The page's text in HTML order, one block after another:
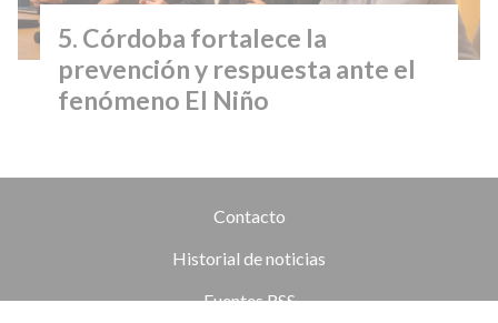
Córdoba fortalece la
prevención y respuesta ante el
fenómeno El Niño
Contacto
Historial de noticias
Fuentes RSS